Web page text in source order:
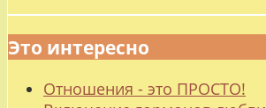
Это интересно
Отношения - это ПРОСТО!